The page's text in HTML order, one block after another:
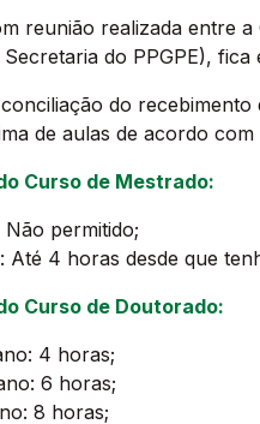
reunião realizada entre
do PPGPE), fica
do
de aulas de acordo
Curso de Mestrado:
permitido;
Até 4 horas desde que
Curso de Doutorado:
4 horas;
6 horas;
8 horas;